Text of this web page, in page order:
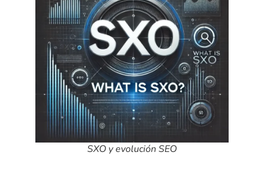
SXO y evolución SEO